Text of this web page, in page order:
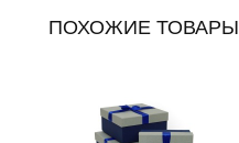
ПОХОЖИЕ ТОВАРЫ